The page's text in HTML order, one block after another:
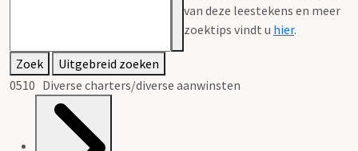
van deze leestekens en meer
zoektips vindt u hier.
Zoek
Uitgebreid zoeken
0510 Diverse charters/diverse aanwinsten